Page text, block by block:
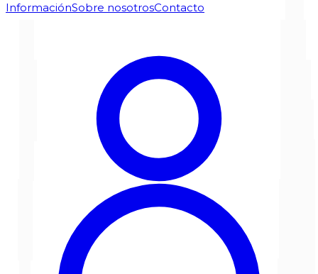
InformaciónSobre nosotrosContacto